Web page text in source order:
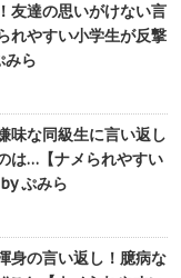
友達の思いがけない言
れやすい小学生が反撃
みら
味な同級生に言い返し
は…【ナメられやすい
ぷみら
身の言い返し！臆病な